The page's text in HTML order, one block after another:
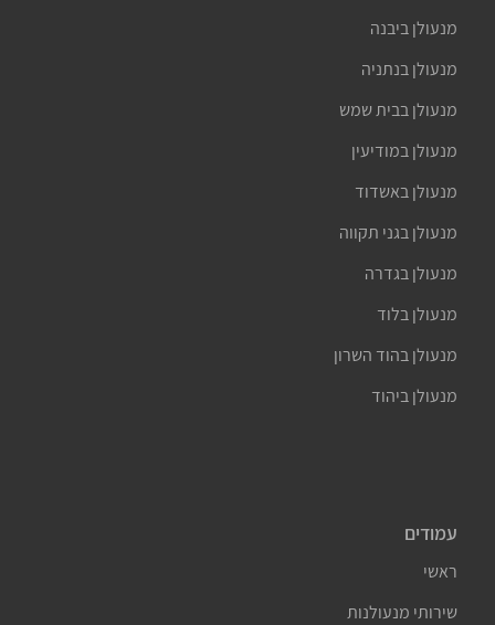
מנעולן ביבנה
מנעולן בנתניה
מנעולן בבית שמש
מנעולן במודיעין
מנעולן באשדוד
מנעולן בגני תקווה
מנעולן בגדרה
מנעולן בלוד
מנעולן בהוד השרון
מנעולן ביהוד
עמודים
ראשי
שירותי מנעולנות